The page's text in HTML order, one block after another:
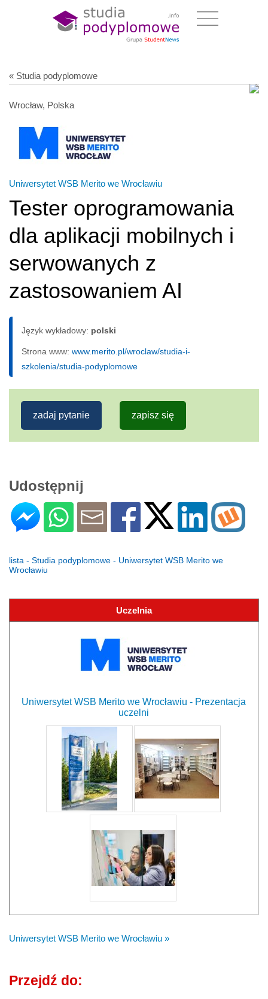
« Studia podyplomowe
Wrocław, Polska
Uniwersytet WSB Merito we Wrocławiu
Tester oprogramowania
dla aplikacji mobilnych i
serwowanych z
zastosowaniem AI
Język wykładowy: polski
Strona www: www.merito.pl/wroclaw/studia-i-
szkolenia/studia-podyplomowe
zadaj pytanie zapisz się
Udostępnij
lista - Studia podyplomowe - Uniwersytet WSB Merito we
Wrocławiu
Uczelnia
Uniwersytet WSB Merito we Wrocławiu - Prezentacja
uczelni
Uniwersytet WSB Merito we Wrocławiu »
Przejdź do: